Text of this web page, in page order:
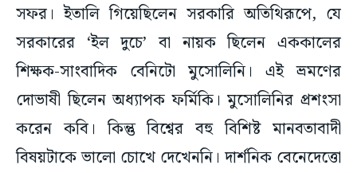
সফর। ইতালি গিয়েছিলেন সরকারি অতিথিরূপে, যে
সরকারের ‘ইল দুচে’ বা নায়ক ছিলেন এককালের
শিক্ষক-সাংবাদিক বেনিটো মুসোলিনি। এই ভ্রমণের
দোভাষী ছিলেন অধ্যাপক ফর্মিকি। মুসোলিনির প্রশংসা
করেন কবি। কিন্তু বিশ্বের বহু বিশিষ্ট মানবতাবাদী
বিষয়টাকে ভালো চোখে দেখেননি। দার্শনিক বেনেদেত্তো